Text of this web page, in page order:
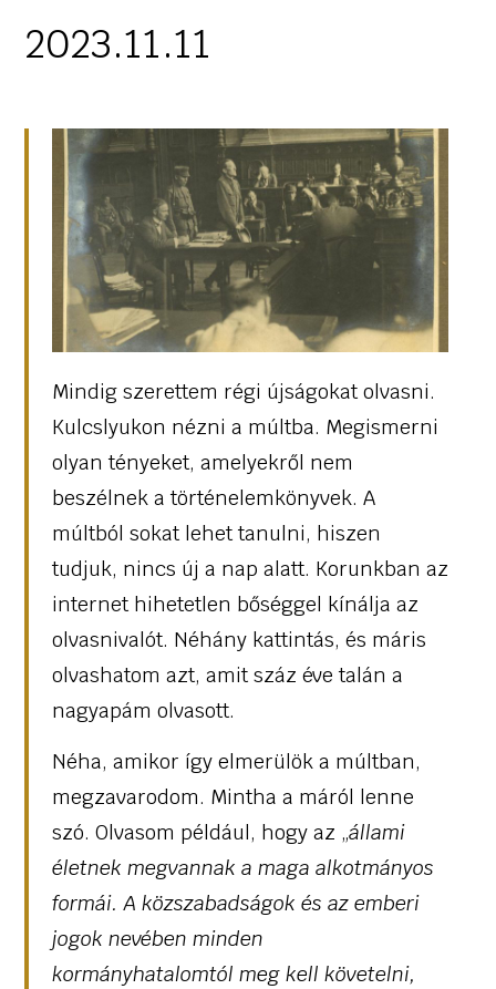
2023.11.11
Mindig szerettem régi újságokat olvasni.
Kulcslyukon nézni a múltba. Megismerni
olyan tényeket, amelyekről nem
beszélnek a történelemkönyvek. A
múltból sokat lehet tanulni, hiszen
tudjuk, nincs új a nap alatt. Korunkban az
internet hihetetlen bőséggel kínálja az
olvasnivalót. Néhány kattintás, és máris
olvashatom azt, amit száz éve talán a
nagyapám olvasott.
Néha, amikor így elmerülök a múltban,
megzavarodom. Mintha a máról lenne
szó. Olvasom például, hogy az „állami
életnek megvannak a maga alkotmányos
formái. A közszabadságok és az emberi
jogok nevében minden
kormányhatalomtól meg kell követelni,